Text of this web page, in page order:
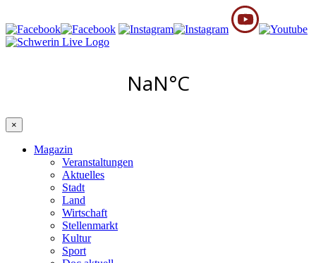
×
Magazin
Veranstaltungen
Aktuelles
Stadt
Land
Wirtschaft
Stellenmarkt
Kultur
Sport